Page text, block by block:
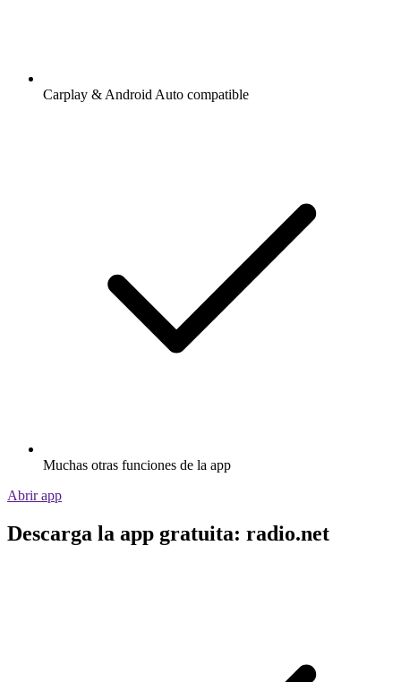
Carplay & Android Auto compatible
Muchas otras funciones de la app
Abrir app
Descarga la app gratuita: radio.net